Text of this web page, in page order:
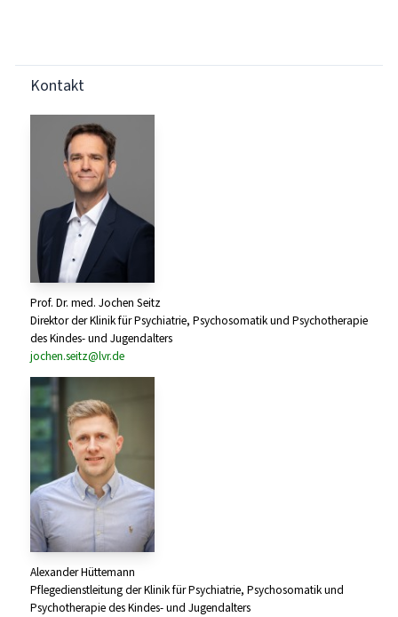
Kontakt
Prof. Dr. med. Jochen Seitz
Direktor der Klinik für Psychiatrie, Psychosomatik und Psychotherapie
des Kindes- und Jugendalters
jochen.seitz@lvr.de
Alexander Hüttemann
Pflegedienstleitung der Klinik für Psychiatrie, Psychosomatik und
Psychotherapie des Kindes- und Jugendalters